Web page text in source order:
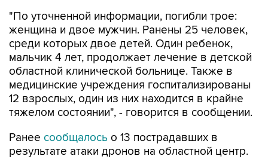
"По уточненной информации, погибли трое:
женщина и двое мужчин. Ранены 25 человек,
среди которых двое детей. Один ребенок,
мальчик 4 лет, продолжает лечение в детской
областной клинической больнице. Также в
медицинские учреждения госпитализированы
12 взрослых, один из них находится в крайне
тяжелом состоянии", - говорится в сообщении.
Ранее сообщалось о 13 пострадавших в
результате атаки дронов на областной центр.